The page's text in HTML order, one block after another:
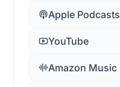
Apple Podcasts
YouTube
Amazon Music